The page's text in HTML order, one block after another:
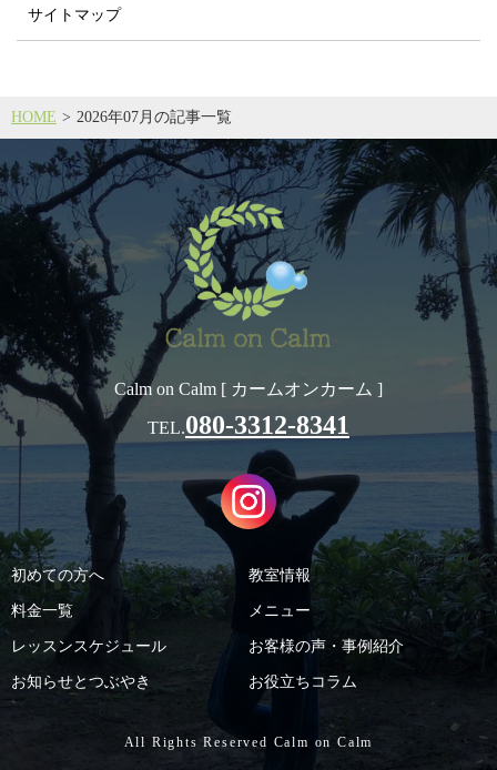
HOME 2026年07月の記事一覧
サイトマップ
Calm on Calm [ カームオンカーム ]
TEL.080-3312-8341
初めての方へ 教室情報
料金一覧 メニュー
レッスンスケジュール お客様の声・事例紹介
お知らせとつぶやき お役立ちコラム
All Rights Reserved Calm on Calm